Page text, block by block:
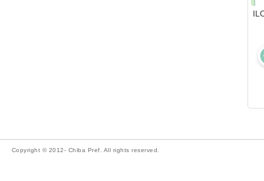
Copyright © 2012- Chiba Pref. All rights reserved.